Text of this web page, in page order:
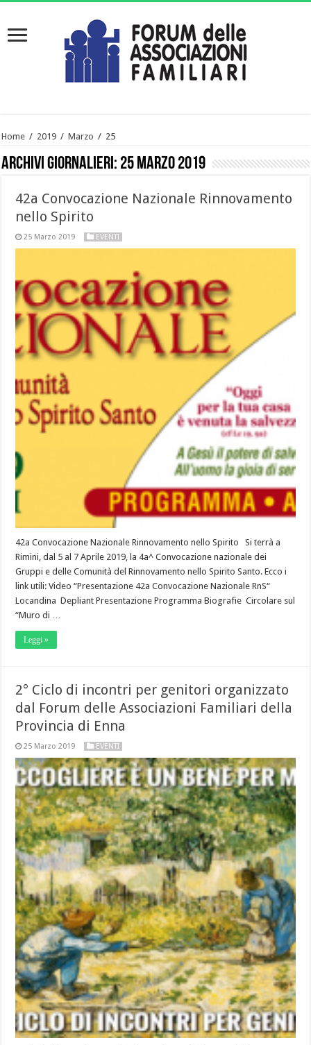
Home / 2019 / Marzo / 25
Archivi giornalieri: 25 Marzo 2019
42a Convocazione Nazionale Rinnovamento
nello Spirito
25 Marzo 2019 EVENTI
42a Convocazione Nazionale Rinnovamento nello Spirito Si terrà a
Rimini, dal 5 al 7 Aprile 2019, la 4a^ Convocazione nazionale dei
Gruppi e delle Comunità del Rinnovamento nello Spirito Santo. Ecco i
link utili: Video “Presentazione 42a Convocazione Nazionale RnS“
Locandina Depliant Presentazione Programma Biografie Circolare sul
“Muro di …
Leggi »
2° Ciclo di incontri per genitori organizzato
dal Forum delle Associazioni Familiari della
Provincia di Enna
25 Marzo 2019 EVENTI